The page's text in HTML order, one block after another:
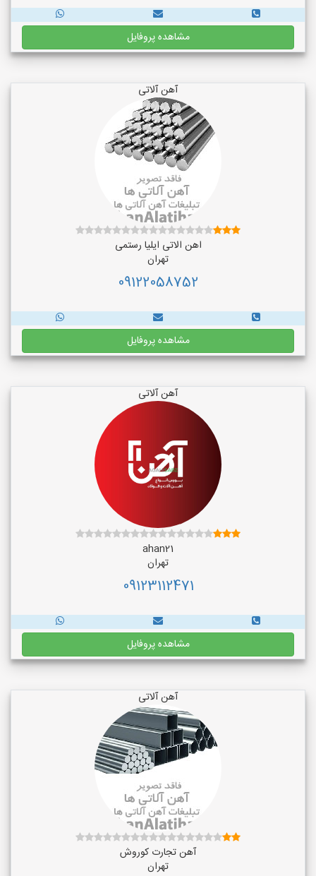
مشاهده پروفایل
آهن آلاتی
اهن الاتی ایلیا رستمی
تهران
09122058752
مشاهده پروفایل
آهن آلاتی
ahan21
تهران
09123112471
مشاهده پروفایل
آهن آلاتی
آهن تجارت کوروش
تهران